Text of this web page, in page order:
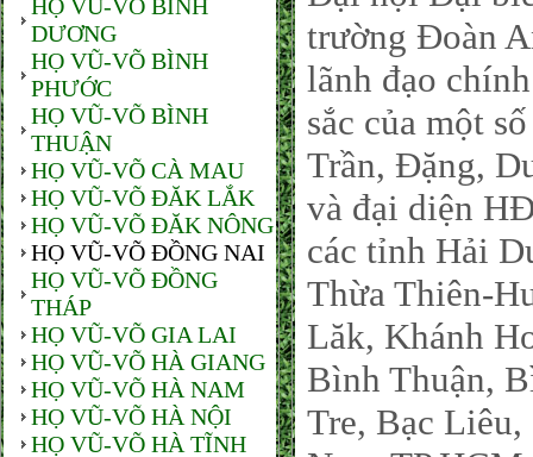
HỌ VŨ-VÕ BÌNH
DƯƠNG
HỌ VŨ-VÕ BÌNH
PHƯỚC
HỌ VŨ-VÕ BÌNH
THUẬN
HỌ VŨ-VÕ CÀ MAU
HỌ VŨ-VÕ ĐĂK LẮK
HỌ VŨ-VÕ ĐĂK NÔNG
HỌ VŨ-VÕ ĐỒNG NAI
HỌ VŨ-VÕ ĐỒNG
THÁP
HỌ VŨ-VÕ GIA LAI
HỌ VŨ-VÕ HÀ GIANG
HỌ VŨ-VÕ HÀ NAM
HỌ VŨ-VÕ HÀ NỘI
HỌ VŨ-VÕ HÀ TĨNH
trường Đoàn
lãnh đạo
sắc của một
Trần, Đặng,
và đại diện
các tỉnh Hải
Thừa Thiên-
Lăk, Khánh
Bình Thuận,
Tre, Bạc